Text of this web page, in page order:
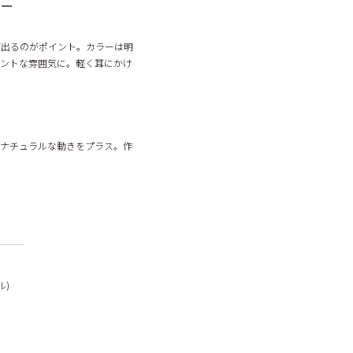
るのがポイント。カラーは明
トな雰囲気に。軽く耳にかけ
チュラルな動きをプラス。作
)